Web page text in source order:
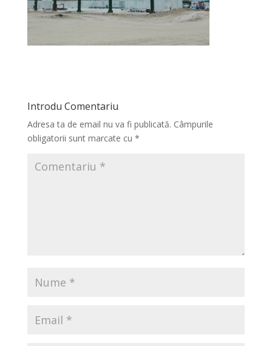
Introdu Comentariu
Adresa ta de email nu va fi publicată. Câmpurile
obligatorii sunt marcate cu *